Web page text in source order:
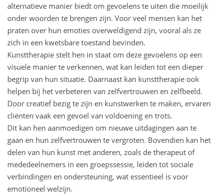
alternatieve manier biedt om gevoelens te uiten die moeilijk
onder woorden te brengen zijn. Voor veel mensen kan het
praten over hun emoties overweldigend zijn, vooral als ze
zich in een kwetsbare toestand bevinden.
Kunsttherapie stelt hen in staat om deze gevoelens op een
visuele manier te verkennen, wat kan leiden tot een dieper
begrip van hun situatie. Daarnaast kan kunsttherapie ook
helpen bij het verbeteren van zelfvertrouwen en zelfbeeld.
Door creatief bezig te zijn en kunstwerken te maken, ervaren
cliënten vaak een gevoel van voldoening en trots.
Dit kan hen aanmoedigen om nieuwe uitdagingen aan te
gaan en hun zelfvertrouwen te vergroten. Bovendien kan het
delen van hun kunst met anderen, zoals de therapeut of
mededeelnemers in een groepssessie, leiden tot sociale
verbindingen en ondersteuning, wat essentieel is voor
emotioneel welzijn.